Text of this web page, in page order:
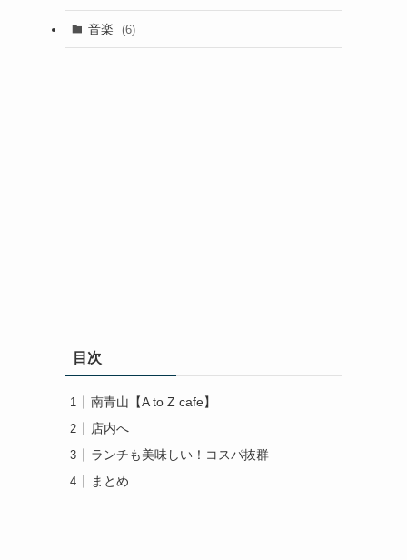
音楽 (6)
目次
南青山【A to Z cafe】
店内へ
ランチも美味しい！コスパ抜群
まとめ